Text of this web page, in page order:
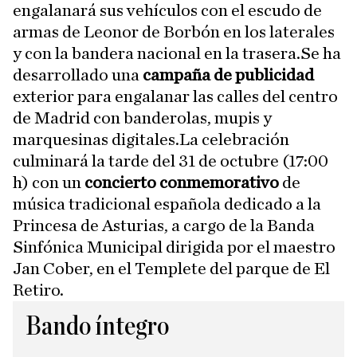
engalanará sus vehículos con el escudo de
armas de Leonor de Borbón en los laterales
y con la bandera nacional en la trasera.Se ha
desarrollado una campaña de publicidad
exterior para engalanar las calles del centro
de Madrid con banderolas, mupis y
marquesinas digitales.La celebración
culminará la tarde del 31 de octubre (17:00
h) con un concierto conmemorativo de
música tradicional española dedicado a la
Princesa de Asturias, a cargo de la Banda
Sinfónica Municipal dirigida por el maestro
Jan Cober, en el Templete del parque de El
Retiro.
Bando íntegro